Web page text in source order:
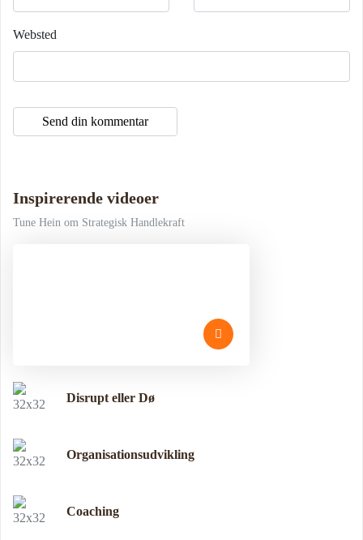
Websted
Inspirerende videoer
Tune Hein om Strategisk Handlekraft
Disrupt eller Dø
Organisationsudvikling
Coaching